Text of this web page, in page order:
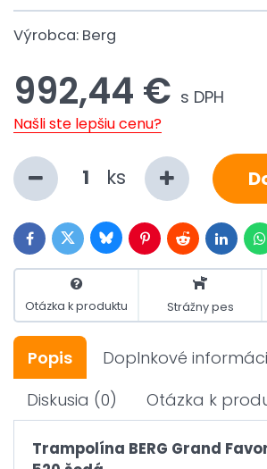
Výrobca: Berg
992,44 € s DPH
Našli ste lepšiu cenu?
ks
FacebookTwitterBlueskyPinterestRedditLinkedIn
Otázka k produktu Strážny pes
Popis
Doplnkové
Diskusia (0) Otázka k
Trampolína BERG Grand